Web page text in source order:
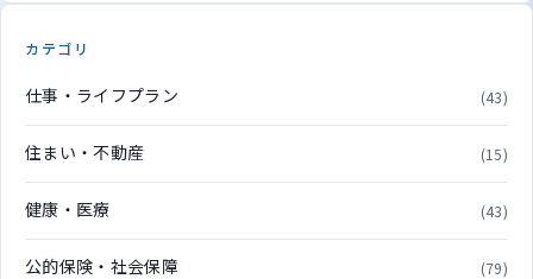
カテゴリ
仕事・ライフプラン (43)
住まい・不動産 (15)
健康・医療 (43)
公的保険・社会保障 (79)